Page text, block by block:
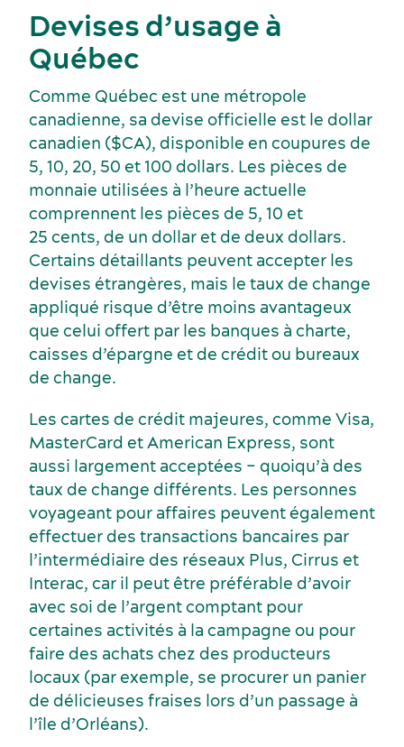
Écoresponsabilité événementielle
Fournisseurs
Activités et expériences
Services et outils
Devises d’usage à
Québec
Comme Québec est une métropole
canadienne, sa devise officielle est le dollar
canadien ($CA), disponible en coupures de
5, 10, 20, 50 et 100 dollars. Les pièces de
monnaie utilisées à l’heure actuelle
comprennent les pièces de 5, 10 et
25 cents, de un dollar et de deux dollars.
Certains détaillants peuvent accepter les
devises étrangères, mais le taux de change
appliqué risque d’être moins avantageux
que celui offert par les banques à charte,
caisses d’épargne et de crédit ou bureaux
de change.
Les cartes de crédit majeures, comme Visa,
MasterCard et American Express, sont
aussi largement acceptées – quoiqu’à des
taux de change différents. Les personnes
voyageant pour affaires peuvent également
effectuer des transactions bancaires par
l’intermédiaire des réseaux Plus, Cirrus et
Interac, car il peut être préférable d’avoir
avec soi de l’argent comptant pour
certaines activités à la campagne ou pour
faire des achats chez des producteurs
locaux (par exemple, se procurer un panier
de délicieuses fraises lors d’un passage à
l’île d’Orléans).